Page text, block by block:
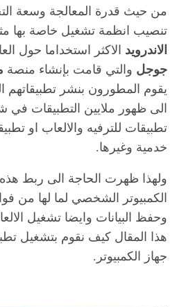
من حيث قدرة المعالجة وسعة
تنصيب انظمة تشغيل خاصة بها
الاندرويد الاكثر استخداما حول
جوجل والتي قامت بإنشاء منصة
يقوم المطورون بنشر تطبيقاتهم
الى ظهور ملايين التطبيقات في
تطبيقات للترفيه والالعاب او
خدمية وغيرها.
ولهذا ظهرت الحاجة الى ربط هذه
الكمبيوتر الشخصي لما لها من
وحفظ البيانات وايضا تشغيل
هذا المقال كيف نقوم بتشغيل
جهاز الكمبيوتر.